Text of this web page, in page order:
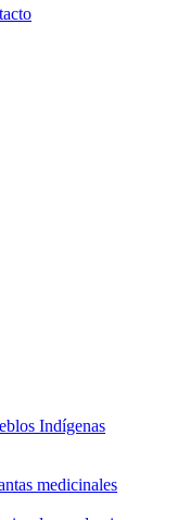
Indígenas
medicinales